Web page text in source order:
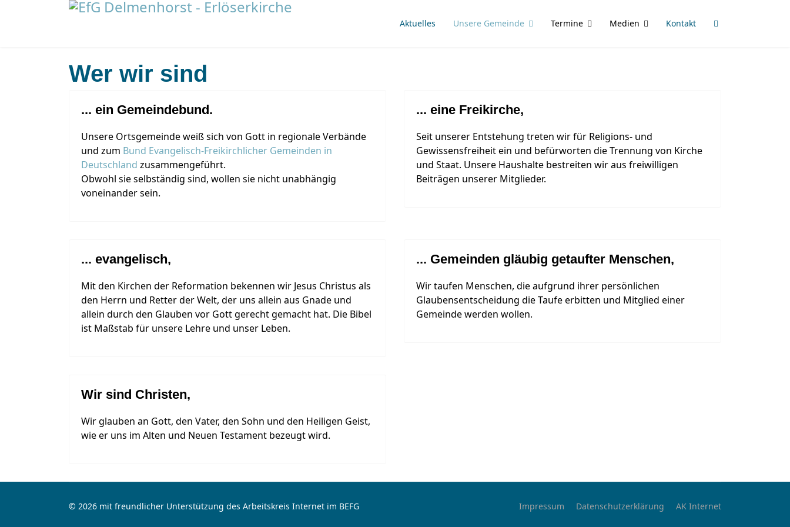
Aktuelles Unsere Gemeinde Termine Medien Kontakt
Wer wir sind
... ein Gemeindebund.
Unsere Ortsgemeinde weiß sich von Gott in regionale Verbände
und zum Bund Evangelisch-Freikirchlicher Gemeinden in
Deutschland zusammengeführt.
Obwohl sie selbständig sind, wollen sie nicht unabhängig
voneinander sein.
... eine Freikirche,
Seit unserer Entstehung treten wir für Religions- und
Gewissensfreiheit ein und befürworten die Trennung von Kirche
und Staat. Unsere Haushalte bestreiten wir aus freiwilligen
Beiträgen unserer Mitglieder.
... evangelisch,
Mit den Kirchen der Reformation bekennen wir Jesus Christus als
den Herrn und Retter der Welt, der uns allein aus Gnade und
allein durch den Glauben vor Gott gerecht gemacht hat. Die Bibel
ist Maßstab für unsere Lehre und unser Leben.
... Gemeinden gläubig getaufter Menschen,
Wir taufen Menschen, die aufgrund ihrer persönlichen
Glaubensentscheidung die Taufe erbitten und Mitglied einer
Gemeinde werden wollen.
Wir sind Christen,
Wir glauben an Gott, den Vater, den Sohn und den Heiligen Geist,
wie er uns im Alten und Neuen Testament bezeugt wird.
© 2026 mit freundlicher Unterstützung des Arbeitskreis Internet im BEFG Impressum Datenschutzerklärung AK Internet